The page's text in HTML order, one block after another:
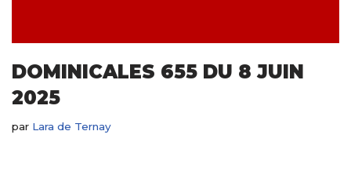
DOMINICALES 655 DU 8 JUIN
2025
par Lara de Ternay